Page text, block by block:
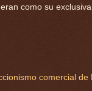
como su
comercial de